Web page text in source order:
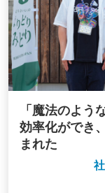
「魔法のよう
効率化ができ
まれた